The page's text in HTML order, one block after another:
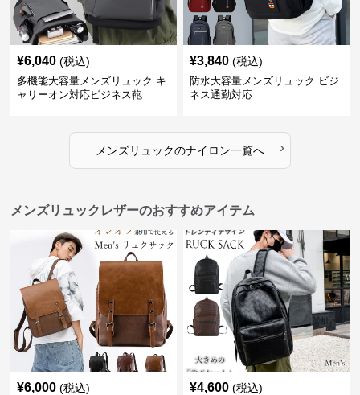
¥6,040 (税込)
多機能大容量メンズリュック キ
ャリーオン対応ビジネス鞄
¥3,840 (税込)
防水大容量メンズリュック ビジ
ネス通勤対応
メンズリュックのナイロン一覧へ ›
メンズリュックレザーのおすすめアイテム
¥6,000 (税込) ¥4,600 (税込)